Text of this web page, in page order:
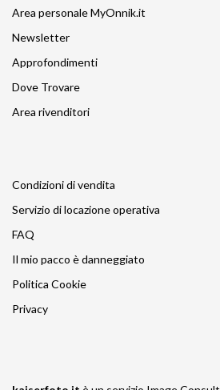
Area personale MyOnnik.it
Newsletter
Approfondimenti
Dove Trovare
Area rivenditori
Condizioni di vendita
Servizio di locazione operativa
FAQ
Il mio pacco è danneggiato
Politica Cookie
Privacy